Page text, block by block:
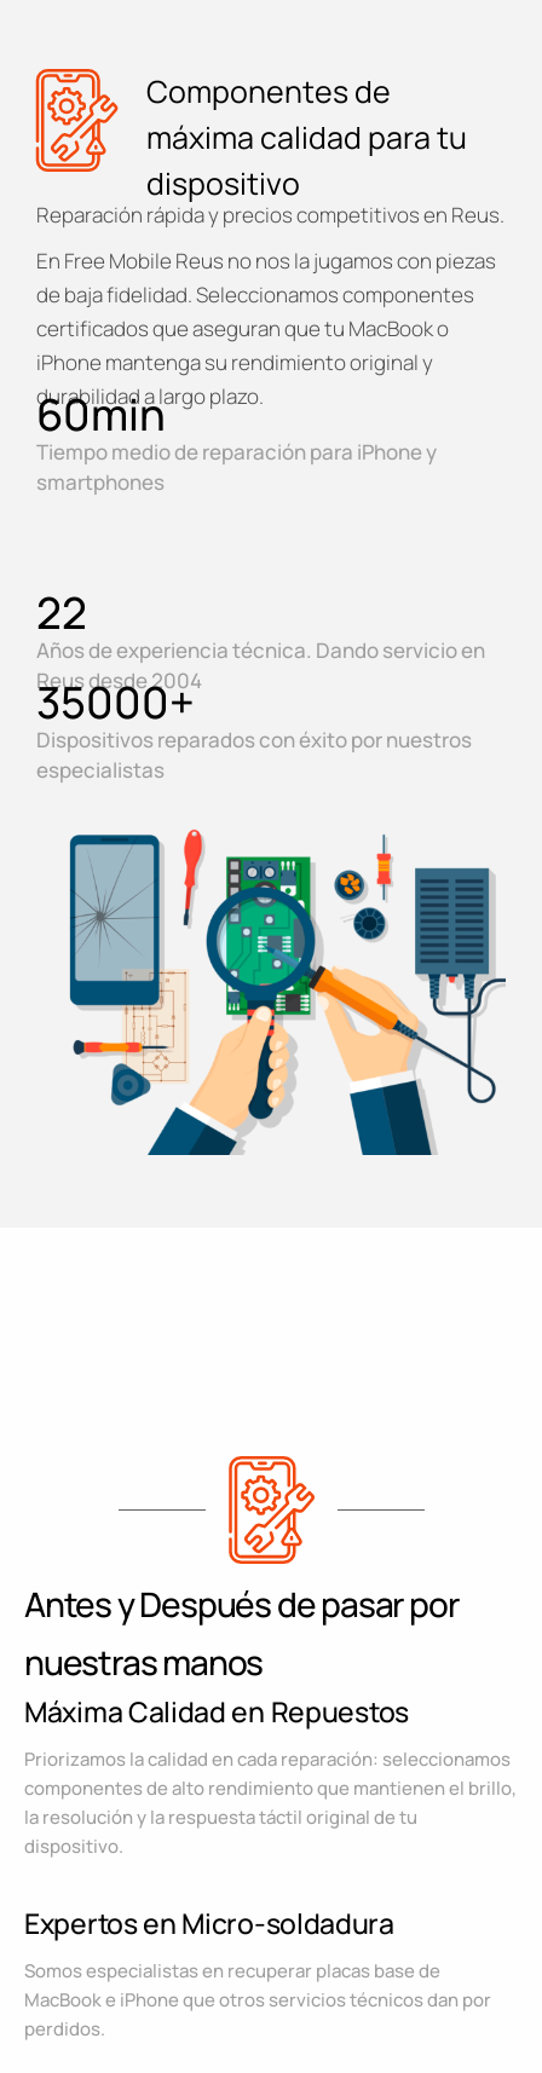
Componentes de
máxima calidad para tu
dispositivo
Reparación rápida y precios competitivos en Reus.
En Free Mobile Reus no nos la jugamos con piezas
de baja fidelidad. Seleccionamos componentes
certificados que aseguran que tu MacBook o
iPhone mantenga su rendimiento original y
durabilidad a largo plazo.
Tiempo medio de reparación para iPhone y
smartphones
60min
Años de experiencia técnica. Dando servicio en
Reus desde 2004
22
Dispositivos reparados con éxito por nuestros
especialistas
35000+
Antes y Después de pasar por
nuestras manos
Máxima Calidad en Repuestos
Priorizamos la calidad en cada reparación: seleccionamos
componentes de alto rendimiento que mantienen el brillo,
la resolución y la respuesta táctil original de tu
dispositivo.
Expertos en Micro-soldadura
Somos especialistas en recuperar placas base de
MacBook e iPhone que otros servicios técnicos dan por
perdidos.